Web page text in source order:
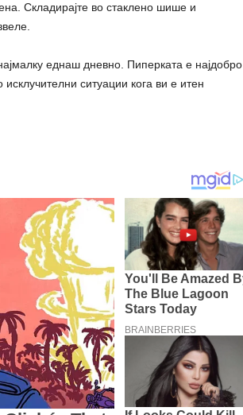
Складирајте во стаклено шише и
еднаш дневно. Пиперката е најдобро
ситуации кога ви е итен